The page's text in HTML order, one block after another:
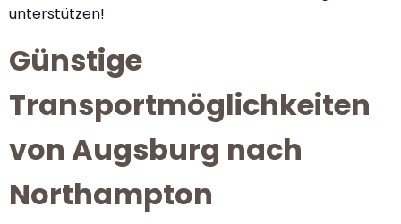
unterstützen!
Günstige
Transportmöglichkeiten
von Augsburg nach
Northampton